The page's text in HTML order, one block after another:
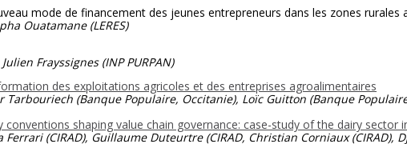
mode de financement des jeunes entrepreneurs dans les zones rurales
Ouatamane (LERES)
Frayssignes (INP PURPAN)
des exploitations agricoles et des entreprises agroalimentaires
Tarbouriech (Banque Populaire, Occitanie), Loïc Guitton (Banque
conventions shaping value chain governance: case-study of the dairy sector
(CIRAD), Guillaume Duteurtre (CIRAD, Christian Corniaux (CIRAD),